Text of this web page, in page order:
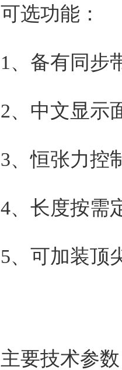
可选功能：
1、备有同步
2、中文显示
3、恒张力控
4、长度按需
5、可加装顶
主要技术参